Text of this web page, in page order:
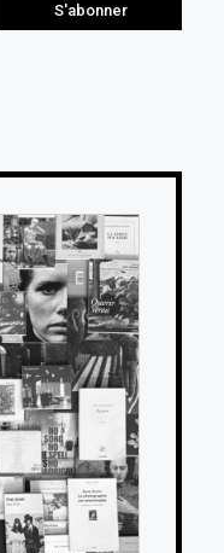
S'abonner